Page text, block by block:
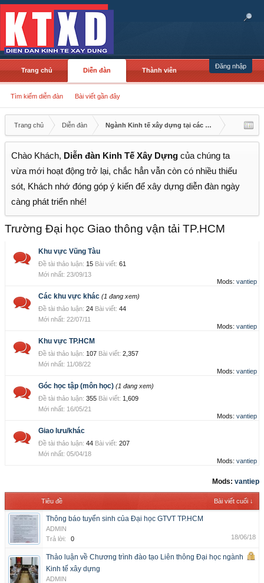
Đăng nhập
Trang chủ Diễn đàn
Tìm kiếm diễn đàn Bài viết gần đây
Thành viên
Trang chủ Diễn đàn Ngành Kinh tế xây dựng tại các cơ sở đào tạo
Chào Khách, Diễn đàn Kinh Tế Xây Dựng của chúng ta
vừa mới hoạt động trở lại, chắc hẳn vẫn còn có nhiều thiếu
sót, Khách nhớ đóng góp ý kiến để xây dựng diễn đàn ngày
càng phát triển nhé!
Trường Đại học Giao thông vận tải TP.HCM
Khu vực Vũng Tàu
Đề tài thảo luận: 15 Bài viết: 61
Mods: vantiep
23/09/13
Các khu vực khác (1 đang xem)
Đề tài thảo luận: 24 Bài viết: 44
Mods: vantiep
22/07/11
Khu vực TP.HCM
Đề tài thảo luận: 107 Bài viết: 2,357
Mods: vantiep
11/08/22
Góc học tập (môn học) (1 đang xem)
Đề tài thảo luận: 355 Bài viết: 1,609
Mods: vantiep
16/05/21
Giao lưu/khác
Đề tài thảo luận: 44 Bài viết: 207
Mods: vantiep
05/04/18
Mods: vantiep
Tiêu đề Bài viết cuối ↓
Thông báo tuyển sinh của Đại học GTVT TP.HCM
ADMIN
Trả lời:
0 18/06/18
Thảo luận về Chương trình đào tạo Liên thông Đại học ngành
Kinh tế xây dựng
ADMIN